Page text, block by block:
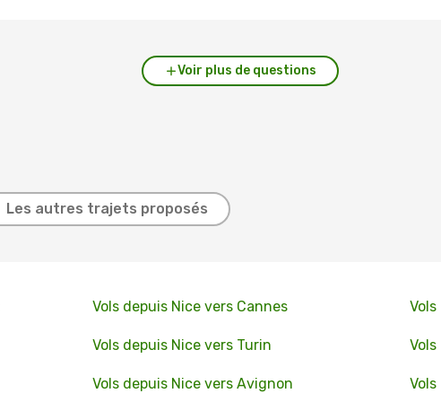
Voir plus de questions
Les autres trajets proposés
Vols depuis Nice vers Cannes
Vols depuis Nice vers Turin
Vols depuis Nice vers Avignon